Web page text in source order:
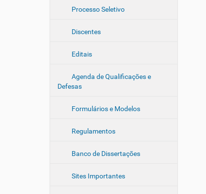
Processo Seletivo
Discentes
Editais
Agenda de Qualificações e
Defesas
Formulários e Modelos
Regulamentos
Banco de Dissertações
Sites Importantes